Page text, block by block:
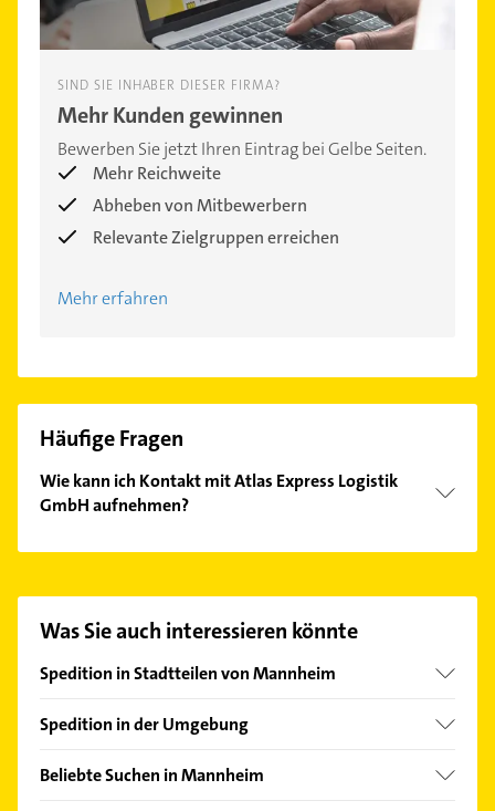
SIND SIE INHABER DIESER FIRMA?
Mehr Kunden gewinnen
Bewerben Sie jetzt Ihren Eintrag bei Gelbe Seiten.
Mehr Reichweite
Abheben von Mitbewerbern
Relevante Zielgruppen erreichen
Mehr erfahren
Häufige Fragen
Wie kann ich Kontakt mit Atlas Express Logistik
GmbH aufnehmen?
finden Sie alleKontaktdaten.
Was Sie auch interessieren könnte
Spedition in Stadtteilen von Mannheim
Friedrichsfeld
Neckarau
Spedition in der Umgebung
Altrip
Beliebte Suchen in Mannheim